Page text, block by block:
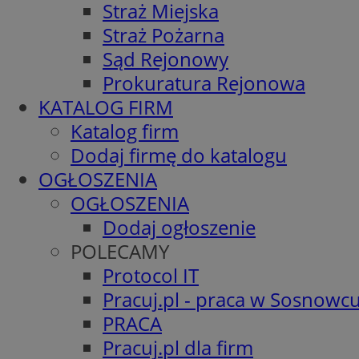
Straż Miejska
Straż Pożarna
Sąd Rejonowy
Prokuratura Rejonowa
KATALOG FIRM
Katalog firm
Dodaj firmę do katalogu
OGŁOSZENIA
OGŁOSZENIA
Dodaj ogłoszenie
POLECAMY
Protocol IT
Pracuj.pl - praca w
PRACA
Pracuj.pl dla firm